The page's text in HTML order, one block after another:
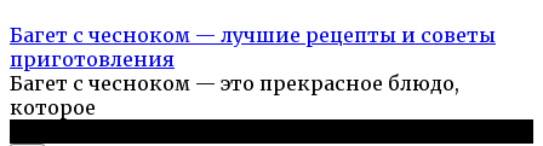
Багет с чесноком — лучшие рецепты и советы
приготовления
Багет с чесноком — это прекрасное блюдо,
которое